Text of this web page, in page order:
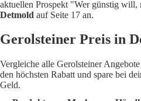
aktuellen Prospekt "Wer günstig will,
Detmold auf Seite 17 an.
Gerolsteiner Preis in
Vergleiche alle Gerolsteiner
den höchsten Rabatt und spare bei
Geld.